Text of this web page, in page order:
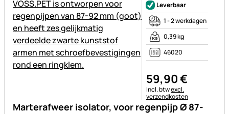
Marterafweer isolator, voor regenpijp Ø 87-
Leverbaar
1 - 2 werkdagen
0,39 kg
46020
59,90€
Belastinginformatie:
Incl. btwexcl.
verzendkosten